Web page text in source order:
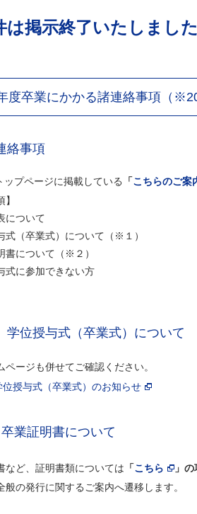
は掲示終了いたしました
度卒業にかかる諸連絡事項（
絡事項
ップページに掲載している 「こちらのご案
】
について
式（卒業式）について（※１）
書について（※２）
式に参加できない方
位授与式（卒業式）について
ページも併せてご確認ください。
授与式（卒業式）のお知らせ
業証明書について
など、証明書類については 「こちら 」
の発行に関するご案内へ遷移します。